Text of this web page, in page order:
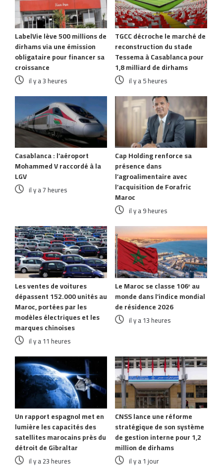
LabelVie lève 500 millions de
dirhams via une émission
obligataire pour financer sa
croissance
il y a 3 heures
TGCC décroche le marché de
reconstruction du stade
Tessema à Casablanca pour
1,8 milliard de dirhams
il y a 5 heures
Casablanca : l’aéroport
Mohammed V raccordé à la
LGV
il y a 7 heures
Cap Holding renforce sa
présence dans
l’agroalimentaire avec
l’acquisition de Forafric
Maroc
il y a 9 heures
Les ventes de voitures
dépassent 152.000 unités au
Maroc, portées par les
modèles électriques et les
marques chinoises
il y a 11 heures
Le Maroc se classe 106ᵉ au
monde dans l’indice mondial
de résidence 2026
il y a 13 heures
Un rapport espagnol met en
lumière les capacités des
satellites marocains près du
détroit de Gibraltar
il y a 23 heures
CNSS lance une réforme
stratégique de son système
de gestion interne pour 1,2
million de dirhams
il y a 1 jour